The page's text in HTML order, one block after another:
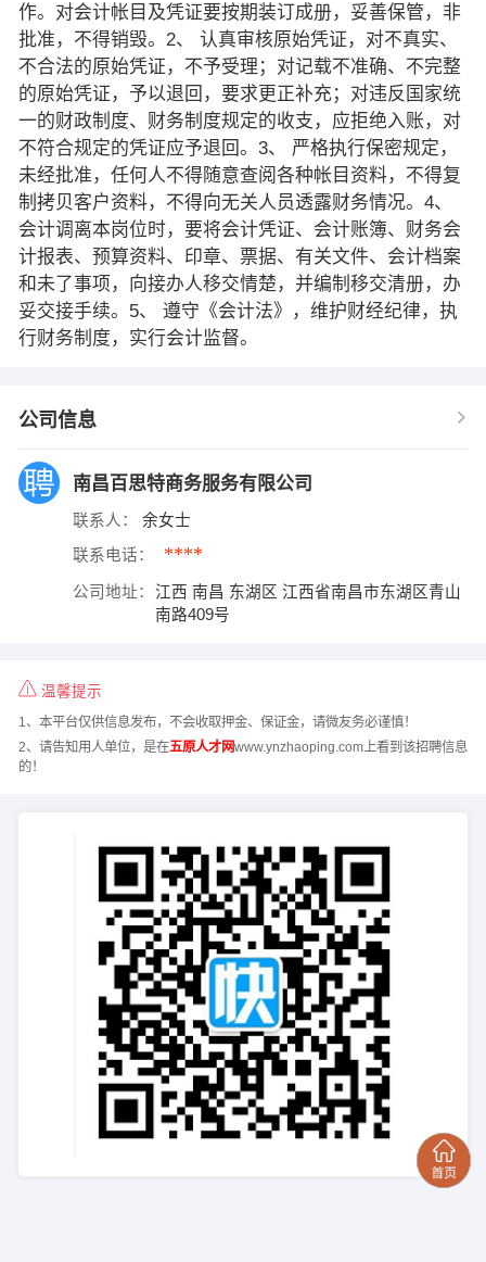
作。对会计帐目及凭证要按期装订成册，妥善保管，非
批准，不得销毁。2、 认真审核原始凭证，对不真实、
不合法的原始凭证，不予受理；对记载不准确、不完整
的原始凭证，予以退回，要求更正补充；对违反国家统
一的财政制度、财务制度规定的收支，应拒绝入账，对
不符合规定的凭证应予退回。3、 严格执行保密规定，
未经批准，任何人不得随意查阅各种帐目资料，不得复
制拷贝客户资料，不得向无关人员透露财务情况。4、
会计调离本岗位时，要将会计凭证、会计账簿、财务会
计报表、预算资料、印章、票据、有关文件、会计档案
和未了事项，向接办人移交情楚，并编制移交清册，办
妥交接手续。5、 遵守《会计法》，维护财经纪律，执
行财务制度，实行会计监督。
公司信息
南昌百思特商务服务有限公司
联系人： 余女士
联系电话： ****
公司地址：
江西 南昌 东湖区 江西省南昌市东湖区青山
南路409号
温馨提示
1、本平台仅供信息发布，不会收取押金、保证金，请微友务必谨慎！
2、请告知用人单位，是在五原人才网www.ynzhaoping.com上看到该招聘信息
的！